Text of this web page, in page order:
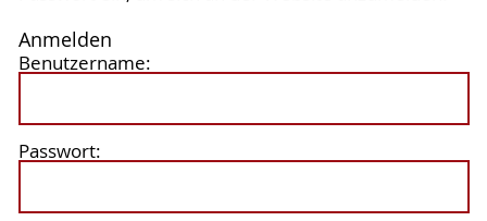
Anmelden
Benutzername:
Passwort: